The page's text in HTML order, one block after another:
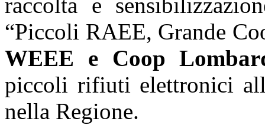
raccolta e
“Piccoli RAEE, Grande
WEEE e Coop
piccoli rifiuti elettronici
nella Regione.